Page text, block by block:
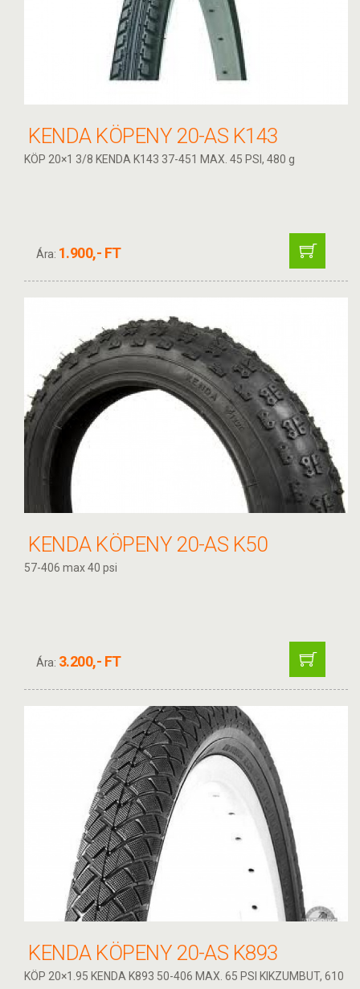
KENDA KÖPENY 20-AS K143
KÖP 20×1 3/8 KENDA K143 37-451 MAX. 45 PSI, 480 g
Ára: 1.900,- FT
KENDA KÖPENY 20-AS K50
57-406 max 40 psi
Ára: 3.200,- FT
KENDA KÖPENY 20-AS K893
KÖP 20×1.95 KENDA K893 50-406 MAX. 65 PSI KIKZUMBUT, 610